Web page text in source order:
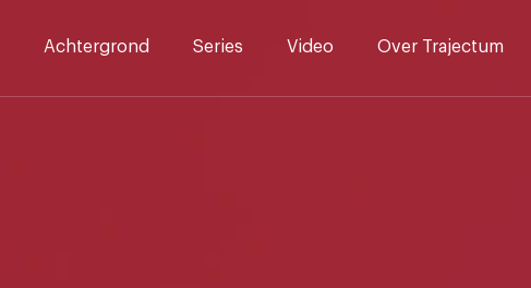
Achtergrond Series Video Over Trajectum